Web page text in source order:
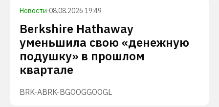
Новости·08.08.2026 19:49
Berkshire Hathaway
уменьшила свою «денежную
подушку» в прошлом
квартале
BRK-ABRK-BGOOGGOOGL